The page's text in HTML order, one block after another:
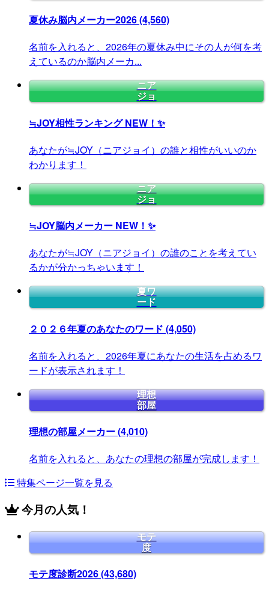
夏休み脳内メーカー2026(4,560)
名前を入れると、2026年の夏休み中にその人が何を考
えているのか脳内メーカ...
ニア
ジョ
≒JOY相性ランキングNEW！✨
あなたが≒JOY（ニアジョイ）の誰と相性がいいのか
わかります！
ニア
ジョ
≒JOY脳内メーカー NEW！✨
あなたが≒JOY（ニアジョイ）の誰のことを考えてい
るかが分かっちゃいます！
夏ワ
ード
２０２６年夏のあなたのワード (4,050)
名前を入れると、2026年夏にあなたの生活を占めるワ
ードが表示されます！
理想
部屋
理想の部屋メーカー(4,010)
名前を入れると、あなたの理想の部屋が完成します！
特集ページ一覧を見る
今月の人気！
モテ
度
モテ度診断2026(43,680)